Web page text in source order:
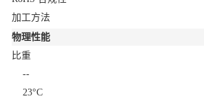
加工方法
物理性能
比重
--
23°C